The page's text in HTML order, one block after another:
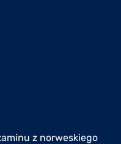
z norweskiego